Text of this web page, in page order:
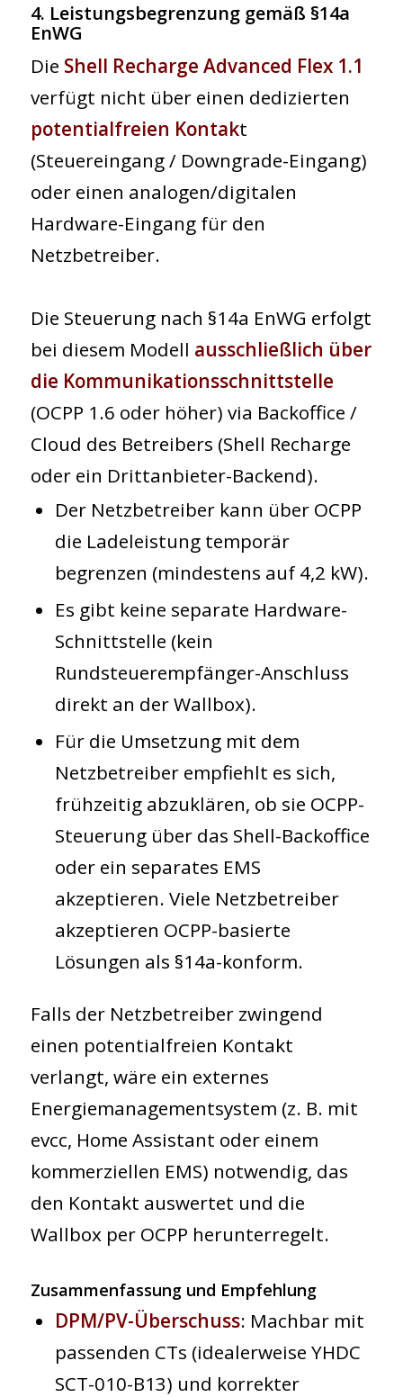
4. Leistungsbegrenzung gemäß §14a
EnWG
Die Shell Recharge Advanced Flex 1.1
verfügt nicht über einen dedizierten
potentialfreien Kontakt
(Steuereingang / Downgrade-Eingang)
oder einen analogen/digitalen
Hardware-Eingang für den
Netzbetreiber.
Die Steuerung nach §14a EnWG erfolgt
bei diesem Modell ausschließlich über
die Kommunikationsschnittstelle
(OCPP 1.6 oder höher) via Backoffice /
Cloud des Betreibers (Shell Recharge
oder ein Drittanbieter-Backend).
Der Netzbetreiber kann über OCPP
die Ladeleistung temporär
begrenzen (mindestens auf 4,2 kW).
Es gibt keine separate Hardware-
Schnittstelle (kein
Rundsteuerempfänger-Anschluss
direkt an der Wallbox).
Für die Umsetzung mit dem
Netzbetreiber empfiehlt es sich,
frühzeitig abzuklären, ob sie OCPP-
Steuerung über das Shell-Backoffice
oder ein separates EMS
akzeptieren. Viele Netzbetreiber
akzeptieren OCPP-basierte
Lösungen als §14a-konform.
Falls der Netzbetreiber zwingend
einen potentialfreien Kontakt
verlangt, wäre ein externes
Energiemanagementsystem (z. B. mit
evcc, Home Assistant oder einem
kommerziellen EMS) notwendig, das
den Kontakt auswertet und die
Wallbox per OCPP herunterregelt.
Zusammenfassung und Empfehlung
DPM/PV-Überschuss: Machbar mit
passenden CTs (idealerweise YHDC
SCT-010-B13) und korrekter